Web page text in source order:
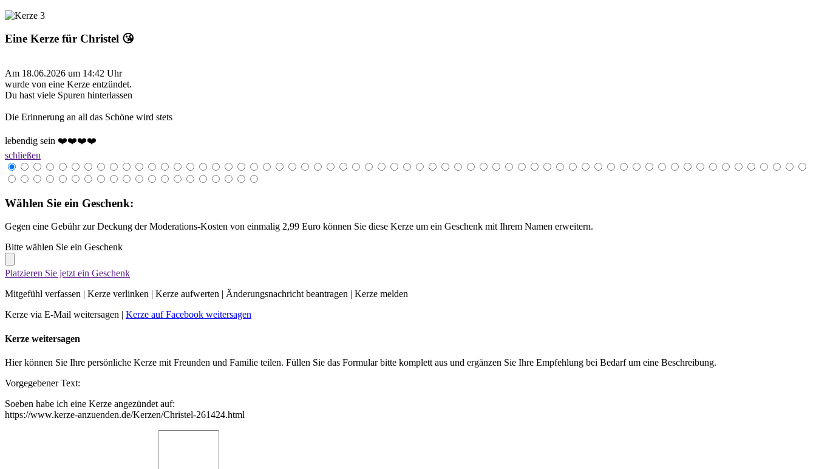
Eine Kerze für Christel 😘
Am 18.06.2026 um 14:42 Uhr
wurde von eine Kerze entzündet.
Du hast viele Spuren hinterlassen
Die Erinnerung an all das Schöne wird stets
lebendig sein ❤️❤️❤️❤️
schließen
Wählen Sie ein Geschenk:
Gegen eine Gebühr zur Deckung der Moderations-Kosten von einmalig 2,99 Euro können Sie diese Kerze um ein Geschenk mit Ihrem Namen erweitern.
Bitte wählen Sie ein Geschenk
Platzieren Sie jetzt ein Geschenk
Mitgefühl verfassen
Kerze verlinken Kerze aufwerten Änderungsnachricht beantragen
Kerze melden
Kerze via E-Mail weitersagen
Kerze auf Facebook weitersagen
Kerze weitersagen
Hier können Sie Ihre persönliche Kerze mit Freunden und Familie teilen. Füllen Sie das Formular bitte komplett aus und ergänzen Sie Ihre Empfehlung bei Bedarf um eine Beschreibung.
Vorgegebener Text:
Soeben habe ich eine Kerze angezündet auf:
https://www.kerze-anzuenden.de/Kerzen/Christel-261424.html